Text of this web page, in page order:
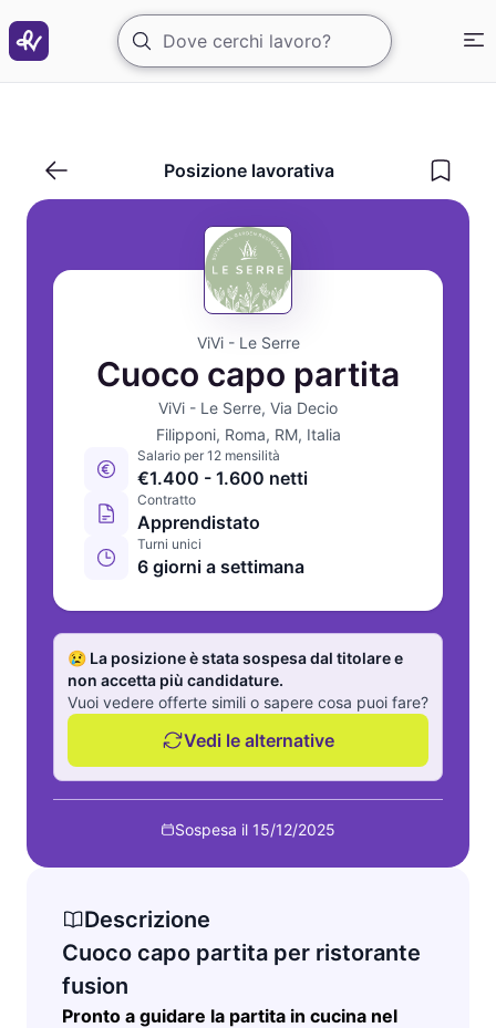
Cuoco capo partita per ristorante fusion
Posizione lavorativa
ViVi - Le Serre
Cuoco capo partita
ViVi - Le Serre, Via Decio
Filipponi, Roma, RM, Italia
Salario per 12 mensilità
€1.400 - 1.600 netti
Contratto
Apprendistato
Turni unici
6 giorni a settimana
😢 La posizione è stata sospesa dal titolare e
non accetta più candidature.
Vuoi vedere offerte simili o sapere cosa puoi fare?
Vedi le alternative
Sospesa il 15/12/2025
Descrizione
Cuoco capo partita per ristorante
fusion
Pronto a guidare la partita in cucina nel